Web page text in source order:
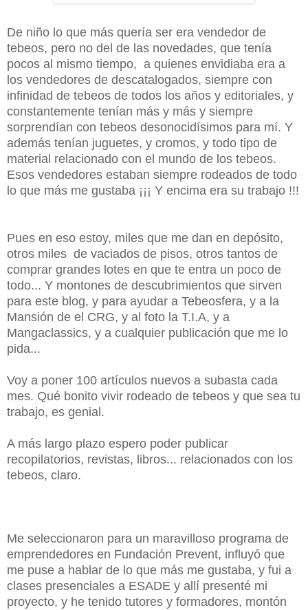
De niño lo que más quería ser era vendedor de
tebeos, pero no del de las novedades, que tenía
pocos al mismo tiempo, a quienes envidiaba era a
los vendedores de descatalogados, siempre con
infinidad de tebeos de todos los años y editoriales, y
constantemente tenían más y más y siempre
sorprendían con tebeos desonocidísimos para mí. Y
además tenían juguetes, y cromos, y todo tipo de
material relacionado con el mundo de los tebeos.
Esos vendedores estaban siempre rodeados de todo
lo que más me gustaba ¡¡¡ Y encima era su trabajo !!!
Pues en eso estoy, miles que me dan en depósito,
otros miles de vaciados de pisos, otros tantos de
comprar grandes lotes en que te entra un poco de
todo... Y montones de descubrimientos que sirven
para este blog, y para ayudar a Tebeosfera, y a la
Mansión de el CRG, y al foto la T.I.A, y a
Mangaclassics, y a cualquier publicación que me lo
pida...
Voy a poner 100 artículos nuevos a subasta cada
mes. Qué bonito vivir rodeado de tebeos y que sea tu
trabajo, es genial.
A más largo plazo espero poder publicar
recopilatorios, revistas, libros... relacionados con los
tebeos, claro.
Me seleccionaron para un maravilloso programa de
emprendedores en Fundación Prevent, influyó que
me puse a hablar de lo que más me gustaba, y fui a
clases presenciales a ESADE y allí presenté mi
proyecto, y he tenido tutores y formadores, montón